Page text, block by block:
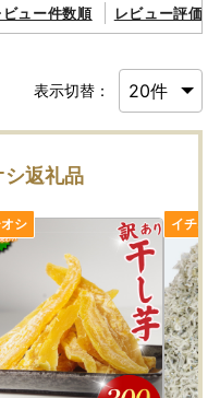
れ、寄附受入れに係る各
寄附者へ送付します。返
します。
返礼品調達やサイト手数
5％）を除いた45％
す。
furusato-ouen/
ビュー件数順 レビュー評価順
表示切替：
シ返礼品